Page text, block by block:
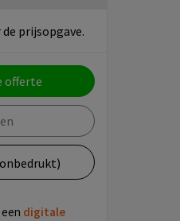
prijsopgave.
offerte
een digitale